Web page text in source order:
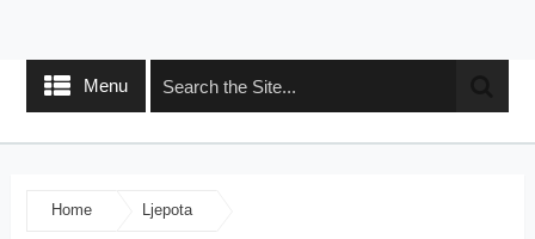
Menu
Home Ljepota